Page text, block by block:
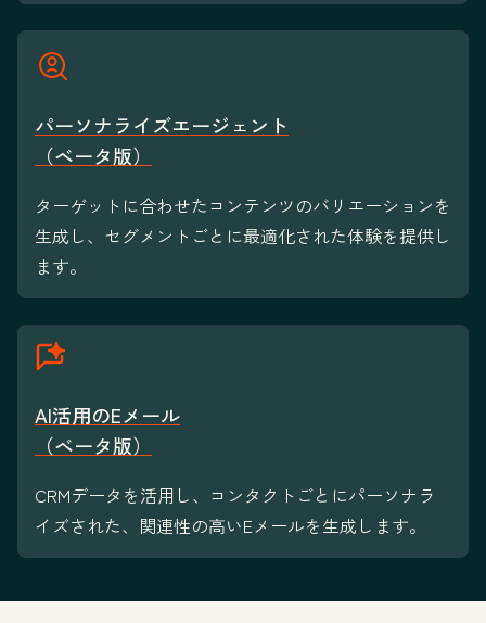
パーソナライズエージェント
（ベータ版）
ターゲットに合わせたコンテンツのバリエーションを
生成し、セグメントごとに最適化された体験を提供し
ます。
AI活用のEメール
（ベータ版）
CRMデータを活用し、コンタクトごとにパーソナラ
イズされた、関連性の高いEメールを生成します。